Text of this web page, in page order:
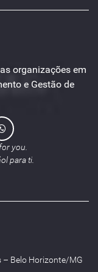
organizações em
e Gestão de
you.
para ti.
– Belo Horizonte/MG